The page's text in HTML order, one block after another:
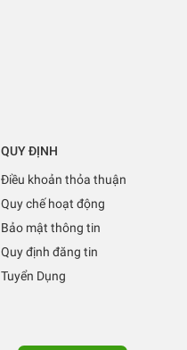
QUY ĐỊNH
Điều khoản thỏa thuận
Quy chế hoạt động
Bảo mật thông tin
Quy định đăng tin
Tuyển Dụng